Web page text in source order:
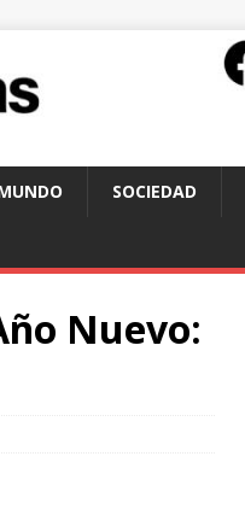
SOCIEDAD
Nuevo: